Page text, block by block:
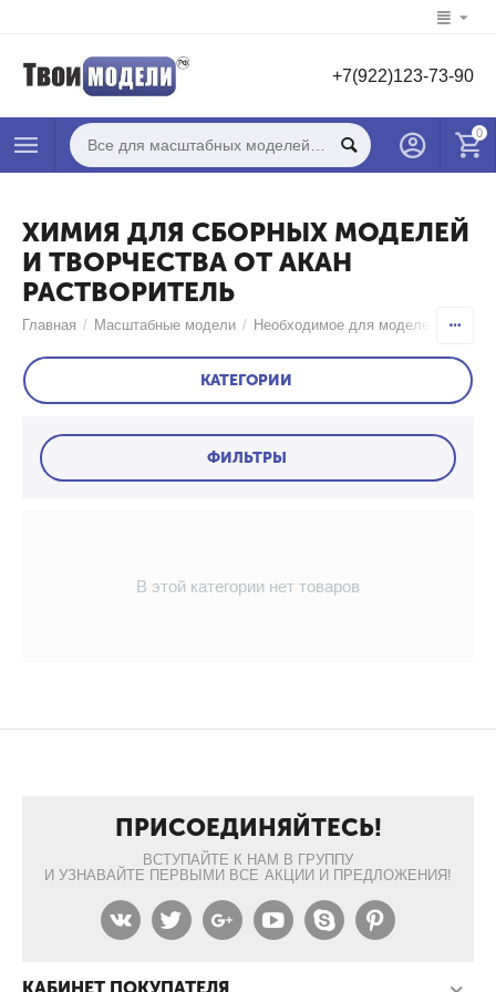
+7(922)123-73-90
0
ХИМИЯ ДЛЯ СБОРНЫХ МОДЕЛЕЙ
И ТВОРЧЕСТВА ОТ АКАН
РАСТВОРИТЕЛЬ
Главная / Масштабные модели / Необходимое для моделей
КАТЕГОРИИ
ФИЛЬТРЫ
В этой категории нет товаров
ПРИСОЕДИНЯЙТЕСЬ!
ВСТУПАЙТЕ К НАМ В ГРУППУ
И УЗНАВАЙТЕ ПЕРВЫМИ ВСЕ АКЦИИ И ПРЕДЛОЖЕНИЯ!